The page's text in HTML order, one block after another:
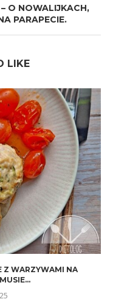
O NOWALIJKACH,
PARAPECIE.
LIKE
Z WARZYWAMI NA